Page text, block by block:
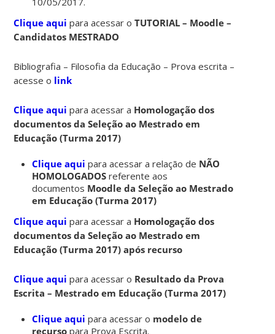
Clique aqui para acessar oTUTORIAL – Moodle –
Candidatos MESTRADO
Bibliografia – Filosofia da Educação – Prova escrita –
acesse o link
Clique aqui para acessar a Homologação dos
documentos da Seleção ao Mestrado em
Educação (Turma 2017)
Clique aqui para acessar a relação de NÃO
HOMOLOGADOS referente aos
documentos Moodle da Seleção ao Mestrado
em Educação (Turma 2017)
Clique aqui para acessar a Homologação dos
documentos da Seleção ao Mestrado em
Educação (Turma 2017) após recurso
Clique aqui para acessar o Resultado da Prova
Escrita – Mestrado em Educação (Turma 2017)
Clique aqui para acessar o modelo de
recurso para Prova Escrita.